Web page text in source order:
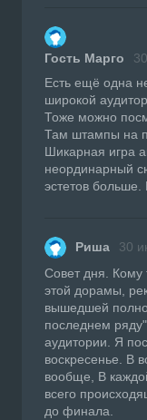
Гость Марго
Есть ещё одна
широкой
Тоже можно
Там штампы на
Шикарная игра
неординарный
эстетов больше.
Риша 30
Совет дня. Кому
этой дорамы,
вышедшей
последнем
аудитории. Я
воскресенье. В
вообще, В
всего
до финала.